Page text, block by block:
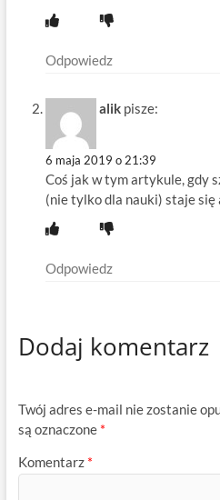
Odpowiedz
alik pisze:
6 maja 2019 o 21:39
Coś jak w tym artykule, gdy
(nie tylko dla nauki) staje się
Odpowiedz
Dodaj komentarz
Twój adres e-mail nie zostanie
są oznaczone *
Komentarz *